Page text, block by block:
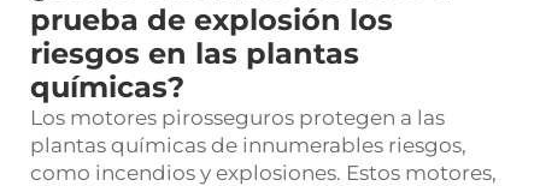
prueba de explosión los
riesgos en las plantas
químicas?
Los motores pirosseguros protegen a las
plantas químicas de innumerables riesgos,
como incendios y explosiones. Estos motores,